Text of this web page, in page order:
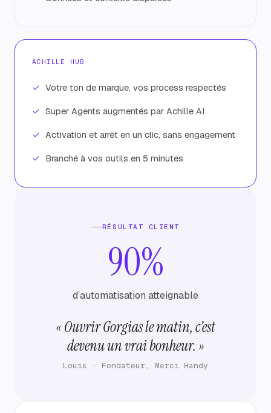
ACHILLE HUB
Votre ton de marque, vos process respectés
Super Agents augmentés par Achille AI
Activation et arrêt en un clic, sans engagement
Branché à vos outils en 5 minutes
RÉSULTAT CLIENT
90%
d’automatisation atteignable
« Ouvrir Gorgias le matin, c’est
devenu un vrai bonheur. »
Louis · Fondateur, Merci Handy